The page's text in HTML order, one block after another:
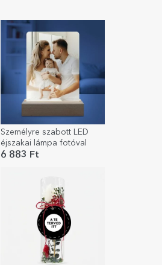
Személyre szabott LED
éjszakai lámpa fotóval
6 883 Ft